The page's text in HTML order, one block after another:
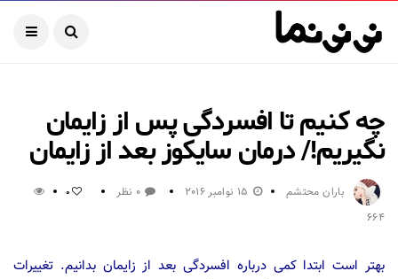
چه کنیم تا افسردگی پس از زایمان
نگیریم!/ درمان سایکوز بعد از زایمان
باران محتشم 15 نوامبر 2016 0 نظر 0
664
بهتر است ابتدا کمی درباره افسردگی بعد از زایمان بدانیم. تغییرات